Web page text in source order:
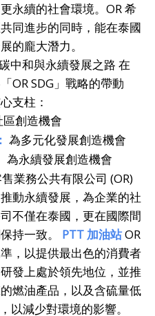
永續的社會環境。OR 希
同進步的同時，能在泰國
的龐大潛力。
在
OR SDG」戰略的帶動
支柱：
區創造機會
： 為多元化發展創造機會
為永續發展創造機會
業務公共有限公司 (OR)
動永續發展，為企業的社
不僅在泰國，更在國際間
持一致。 PTT 加油站OR
，以提供最出色的消費者
發上處於領先地位，並推
燃油產品，以及含硫量低
以減少對環境的影響。